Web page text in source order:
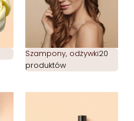
Szampony, odżywki20
produktów